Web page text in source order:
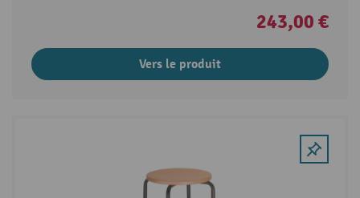
243,00 €
Vers le produit